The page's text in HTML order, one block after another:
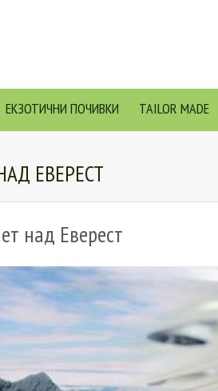
ЕКЗОТИЧНИ ПОЧИВКИ TAILOR MADE
ЕВЕРЕСТ
над Еверест